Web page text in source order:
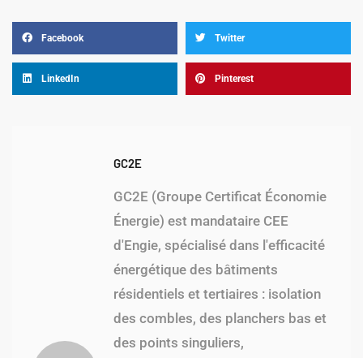
Facebook Twitter
LinkedIn Pinterest
GC2E
GC2E (Groupe Certificat Économie
Énergie) est mandataire CEE
d'Engie, spécialisé dans l'efficacité
énergétique des bâtiments
résidentiels et tertiaires : isolation
des combles, des planchers bas et
des points singuliers,